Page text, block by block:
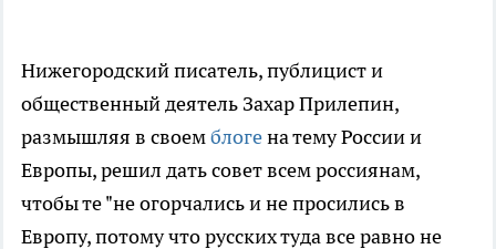
Нижегородский писатель, публицист и
общественный деятель Захар Прилепин,
размышляя в своемблогена тему России и
Европы, решил дать совет всем россиянам,
чтобы те "не огорчались и не просились в
Европу, потому что русских туда все равно не